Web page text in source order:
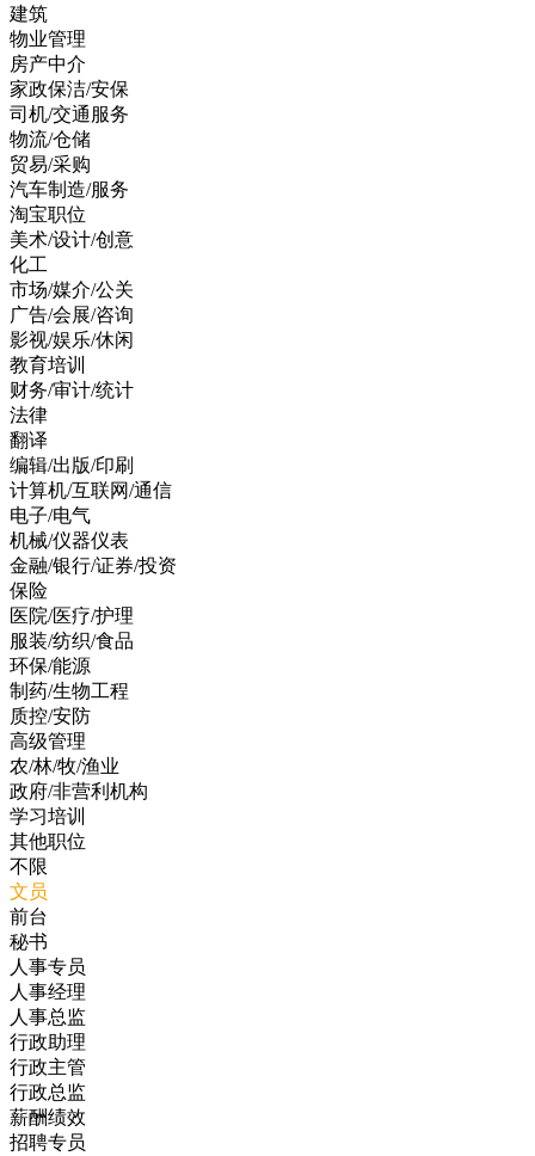
建筑
物业管理
房产中介
家政保洁/安保
司机/交通服务
物流/仓储
贸易/采购
汽车制造/服务
淘宝职位
美术/设计/创意
化工
市场/媒介/公关
广告/会展/咨询
影视/娱乐/休闲
教育培训
财务/审计/统计
法律
翻译
编辑/出版/印刷
计算机/互联网/通信
电子/电气
机械/仪器仪表
金融/银行/证券/投资
保险
医院/医疗/护理
服装/纺织/食品
环保/能源
制药/生物工程
质控/安防
高级管理
农/林/牧/渔业
政府/非营利机构
学习培训
其他职位
不限
文员
前台
秘书
人事专员
人事经理
人事总监
行政助理
行政主管
行政总监
薪酬绩效
招聘专员